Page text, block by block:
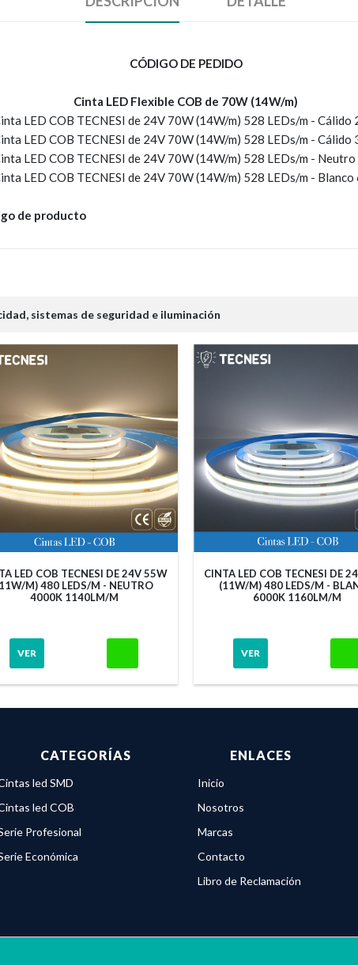
CÓDIGO DE PEDIDO
Cinta LED Flexible COB de 70W (14W/m)
LED COB TECNESI de 24V 70W (14W/m) 528 LEDs/m -
LED COB TECNESI de 24V 70W (14W/m) 528 LEDs/m -
LED COB TECNESI de 24V 70W (14W/m) 528 LEDs/m -
LED COB TECNESI de 24V 70W (14W/m) 528 LEDs/m -
de producto
sistemas de seguridad e iluminación
LED COB TECNESI DE 24V 55W
M) 480 LEDS/M - NEUTRO
4000K 1140LM/M
VER
CINTA LED COB TECNESI DE
(11W/M) 480 LEDS/M -
6000K 1160LM/M
VER
CATEGORÍAS
led SMD
led COB
Profesional
Económica
ENLACES
Inicio
Nosotros
Marcas
Contacto
Libro de Reclamación